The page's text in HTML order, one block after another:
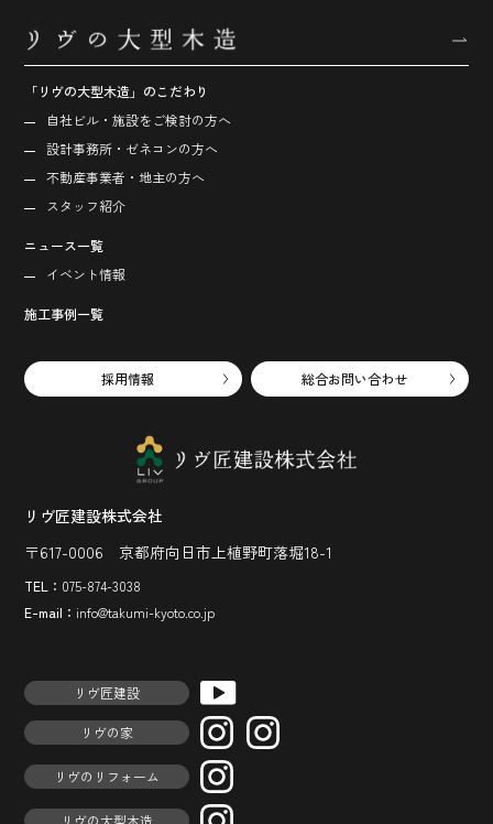
「リヴの大型木造」のこだわり
自社ビル・施設をご検討の方へ
設計事務所・ゼネコンの方へ
不動産事業者・地主の方へ
スタッフ紹介
ニュース一覧
イベント情報
施工事例一覧
採用情報 総合お問い合わせ
リヴ匠建設株式会社
〒617-0006 京都府向日市上植野町落堀18-1
TEL： 075-874-3038
E-mail： info@takumi-kyoto.co.jp
リヴ匠建設
リヴの家
リヴのリフォーム
リヴの大型木造